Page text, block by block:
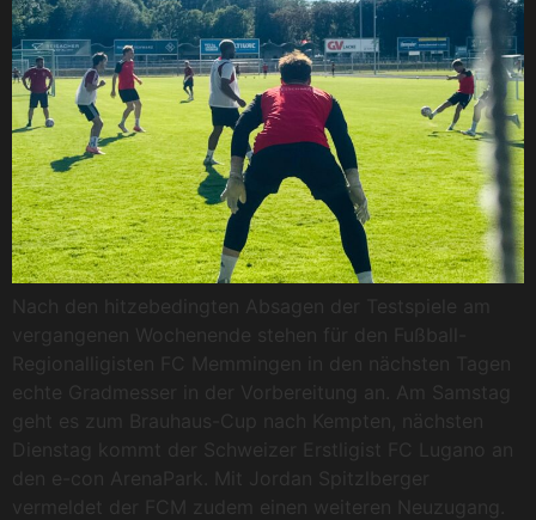
Nach den hitzebedingten Absagen der Testspiele am
vergangenen Wochenende stehen für den Fußball-
Regionalligisten FC Memmingen in den nächsten Tagen
echte Gradmesser in der Vorbereitung an. Am Samstag
geht es zum Brauhaus-Cup nach Kempten, nächsten
Dienstag kommt der Schweizer Erstligist FC Lugano an
den e-con ArenaPark. Mit Jordan Spitzlberger
vermeldet der FCM zudem einen weiteren Neuzugang.